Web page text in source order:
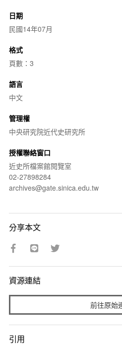
日期
民國14年07月
格式
頁數：3
語言
中文
管理權
中央研究院近代史研究所
授權聯絡窗口
近史所檔案館閱覽室
02-27898284
archives@gate.sinica.edu.tw
分享本文
資源連結
前往原始
引用